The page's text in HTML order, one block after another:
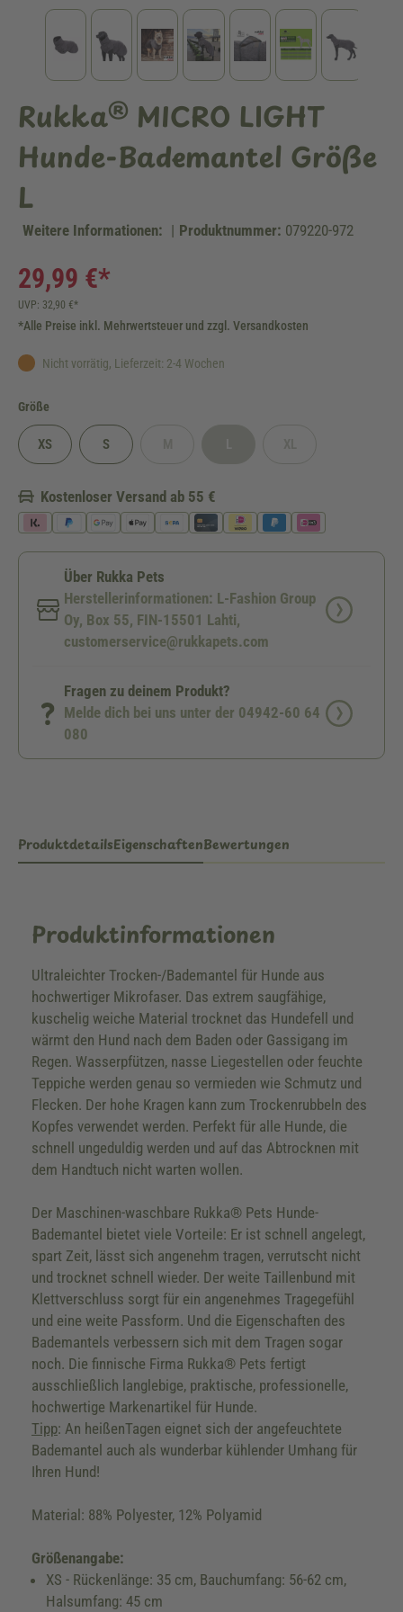
Rukka® MICRO LIGHT
Hunde-Bademantel Größe
L
Weitere Informationen: | Produktnummer: 079220-972
29,99 €*
UVP: 32,90 €*
*Alle Preise inkl. Mehrwertsteuer und zzgl. Versandkosten
Nicht vorrätig, Lieferzeit: 2-4 Wochen
Größe
XS S
Kostenloser Versand ab 55 €
Über Rukka Pets
Herstellerinformationen: L-Fashion Group
Oy, Box 55, FIN-15501 Lahti,
customerservice@rukkapets.com
Fragen zu deinem Produkt?
Melde dich bei uns unter der 04942-60 64
080
ProduktdetailsEigenschaftenBewertungen
Produktinformationen
Ultraleichter Trocken-/Bademantel für Hunde aus
hochwertiger Mikrofaser. Das extrem saugfähige,
kuschelig weiche Material trocknet das Hundefell und
wärmt den Hund nach dem Baden oder Gassigang im
Regen. Wasserpfützen, nasse Liegestellen oder feuchte
Teppiche werden genau so vermieden wie Schmutz und
Flecken. Der hohe Kragen kann zum Trockenrubbeln des
Kopfes verwendet werden. Perfekt für alle Hunde, die
schnell ungeduldig werden und auf das Abtrocknen mit
dem Handtuch nicht warten wollen.
Der Maschinen-waschbare Rukka® Pets Hunde-
Bademantel bietet viele Vorteile: Er ist schnell angelegt,
spart Zeit, lässt sich angenehm tragen, verrutscht nicht
und trocknet schnell wieder. Der weite Taillenbund mit
Klettverschluss sorgt für ein angenehmes Tragegefühl
und eine weite Passform. Und die Eigenschaften des
Bademantels verbessern sich mit dem Tragen sogar
noch. Die finnische Firma Rukka® Pets fertigt
ausschließlich langlebige, praktische, professionelle,
hochwertige Markenartikel für Hunde.
Tipp: An heißenTagen eignet sich der angefeuchtete
Bademantel auch als wunderbar kühlender Umhang für
Ihren Hund!
Material: 88% Polyester, 12% Polyamid
Größenangabe:
XS - Rückenlänge: 35 cm, Bauchumfang: 56-62 cm,
Halsumfang: 45 cm